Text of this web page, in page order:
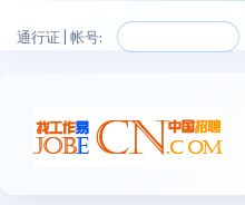
通行证 | 帐号: